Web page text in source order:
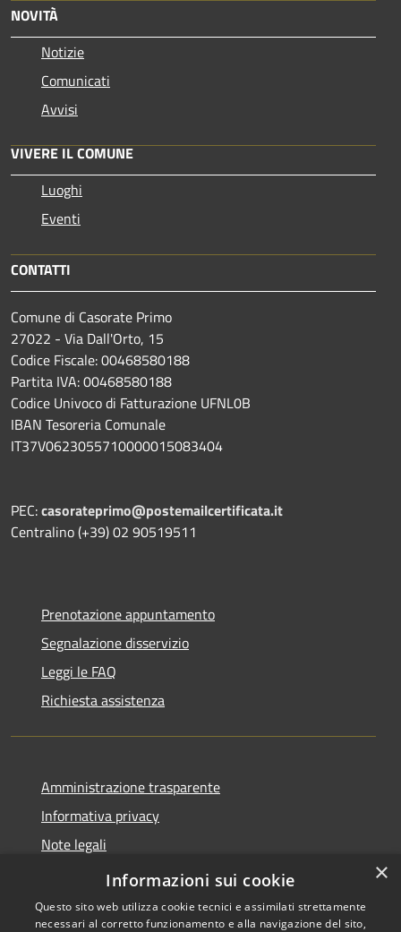
NOVITÀ
Notizie
Comunicati
Avvisi
VIVERE IL COMUNE
Luoghi
Eventi
CONTATTI
Comune di Casorate Primo
27022 - Via Dall'Orto, 15
Codice Fiscale: 00468580188
Partita IVA: 00468580188
Codice Univoco di Fatturazione UFNL0B
IBAN Tesoreria Comunale
IT37V0623055710000015083404
PEC:casorateprimo@postemailcertificata.it
Centralino (+39) 02 90519511
Prenotazione appuntamento
Segnalazione disservizio
Leggi le FAQ
Richiesta assistenza
Amministrazione trasparente
Informativa privacy
Note legali
Dichiarazione di accessibilità
×
Informazioni sui cookie
Questo sito web utilizza cookie tecnici e assimilati strettamente
necessari al corretto funzionamento e alla navigazione del sito,